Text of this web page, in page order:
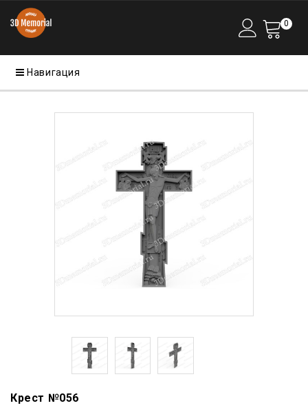
0
Навигация
Крест №056